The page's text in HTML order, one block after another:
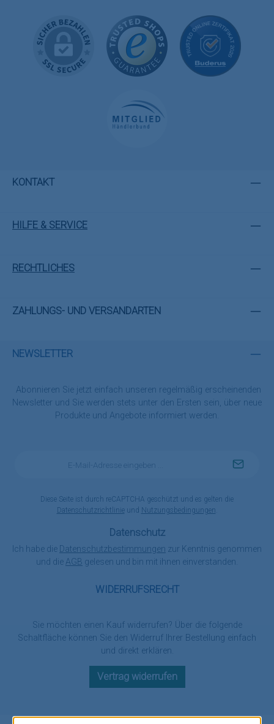
KONTAKT
HILFE & SERVICE
RECHTLICHES
ZAHLUNGS- UND VERSANDARTEN
WIDERRUFSRECHT
Sie möchten einen Kauf widerrufen? Über die folgende
Schaltfläche können Sie den Widerruf Ihrer Bestellung einfach
und direkt erklären.
Vertrag widerrufen
NEWSLETTER
Abonnieren Sie jetzt einfach unseren regelmäßig erscheinenden
Newsletter und Sie werden stets unter den Ersten sein, über neue
Produkte und Angebote informiert werden.
Diese Seite ist durch reCAPTCHA geschützt und es gelten die
Datenschutzrichtlinieund Nutzungsbedingungen
Datenschutz
Ich habe die Datenschutzbestimmungen zur Kenntnis genommen
und die AGB gelesen und bin mit ihnen einverstanden.